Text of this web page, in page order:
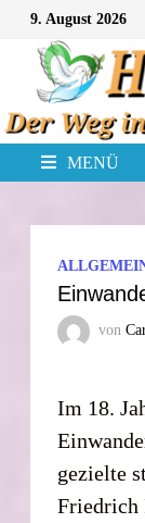
Zum
Inhalt
springen
9. August 2026
MENÜ
von
Im 18.
gezielte
Friedrich